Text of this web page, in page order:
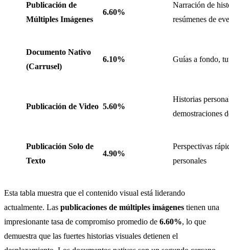
Publicación de
Múltiples Imágenes
6.60%
Narración de
resúmenes de
Documento Nativo
(Carrusel)
6.10% Guías a fondo,
Publicación de Video 5.60%
Historias
demostraciones
Publicación Solo de
Texto
4.90%
Perspectivas
personales
Esta tabla muestra que el contenido visual está liderando
actualmente. Las publicaciones de múltiples imágenes tienen una
impresionante tasa de compromiso promedio de 6.60%, lo que
demuestra que las fuertes historias visuales detienen el